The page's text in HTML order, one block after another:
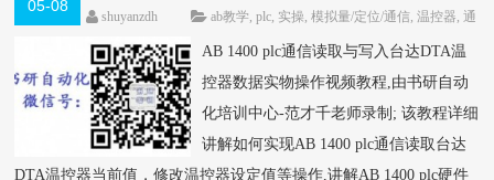
05-08
频教程-书研自动化培训中心制作
HOT
shuyanzdh ab教学,plc, 实操,模拟量/定位/通信,温控器,通
AB 1400 plc通信读取与写入台达DTA温
控器数据实物操作视频教程,由书研自动
化培训中心-范才千老师录制; 该教程详细
讲解如何实现AB 1400 plc通信读取台达
DTA温控器当前值，修改温控器设定值等操作,讲解AB 1400 plc硬件